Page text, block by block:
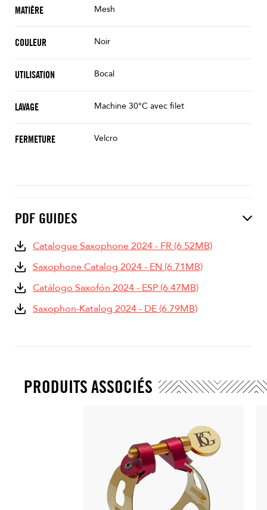
MATIÈRE Mesh
COULEUR Noir
UTILISATION Bocal
LAVAGE Machine 30°C avec filet
FERMETURE Velcro
PDF GUIDES
Catalogue Saxophone 2024 - FR (6.52MB)
Saxophone Catalog 2024 - EN (6.71MB)
Catálogo Saxofón 2024 - ESP (6.47MB)
Saxophon-Katalog 2024 - DE (6.79MB)
PRODUITS ASSOCIÉS